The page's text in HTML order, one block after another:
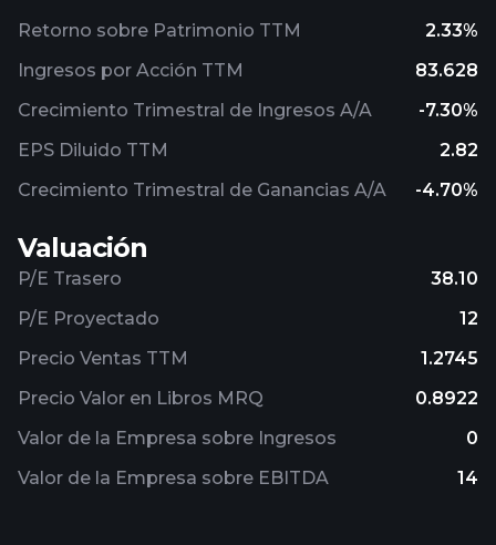
Retorno sobre Patrimonio TTM
2.33%
Ingresos por Acción TTM
83.628
Crecimiento Trimestral de Ingresos A/A
-7.30%
EPS Diluido TTM
2.82
Crecimiento Trimestral de Ganancias A/A
-4.70%
Valuación
P/E Trasero
38.10
P/E Proyectado
12
Precio Ventas TTM
1.2745
Precio Valor en Libros MRQ
0.8922
Valor de la Empresa sobre Ingresos
0
Valor de la Empresa sobre EBITDA
14